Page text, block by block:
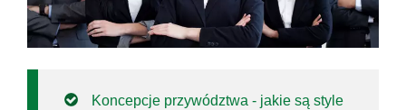
Koncepcje przywództwa - jakie są style